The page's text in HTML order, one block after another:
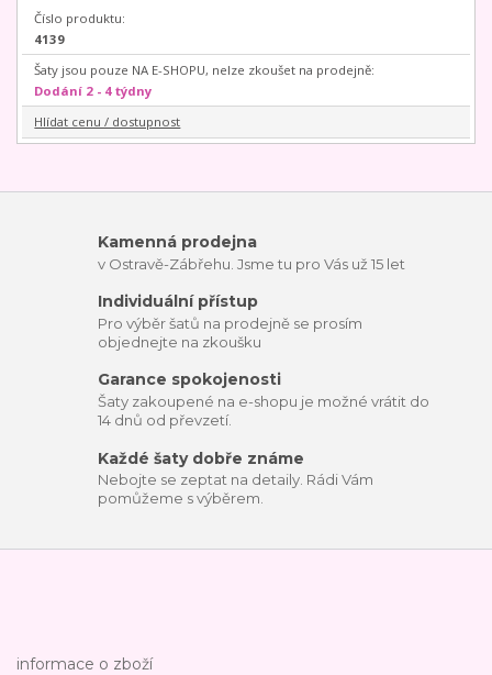
Číslo produktu:
4139
Šaty jsou pouze NA E-SHOPU, nelze zkoušet na prodejně:
Dodání 2 - 4 týdny
Hlídat cenu / dostupnost
Kamenná prodejna
v Ostravě-Zábřehu. Jsme tu pro Vás už 15 let
Individuální přístup
Pro výběr šatů na prodejně se prosím
objednejte na zkoušku
Garance spokojenosti
Šaty zakoupené na e-shopu je možné vrátit do
14 dnů od převzetí.
Každé šaty dobře známe
Nebojte se zeptat na detaily. Rádi Vám
pomůžeme s výběrem.
informace o zboží